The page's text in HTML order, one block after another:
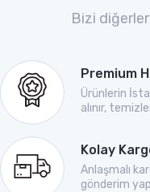
Bizi
Premium
Ürünlerin
alınır,
Kolay
Anlaşmalı
gönderim